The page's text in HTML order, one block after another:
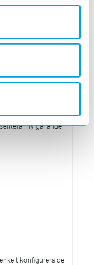
från alla
ny gällande
konfigurera de